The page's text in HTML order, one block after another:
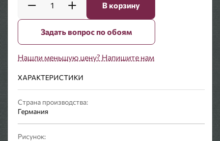
1 В корзину
Задать вопрос по обоям
Нашли меньшую цену? Напишите нам
ХАРАКТЕРИСТИКИ
Страна производства:
Германия
Рисунок: